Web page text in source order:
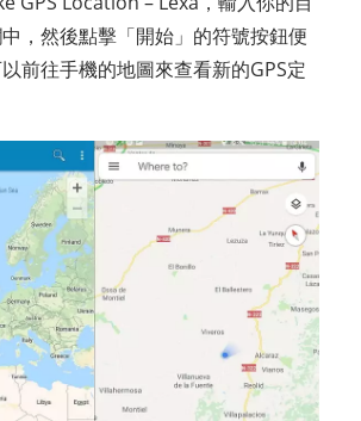
，然後點擊「開始」的符號按鈕便
前往手機的地圖來查看新的GPS定